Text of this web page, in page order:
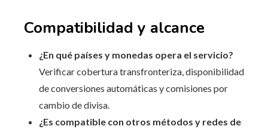
Compatibilidad y alcance
¿En qué países y monedas opera el servicio?
Verificar cobertura transfronteriza, disponibilidad
de conversiones automáticas y comisiones por
cambio de divisa.
¿Es compatible con otros métodos y redes de